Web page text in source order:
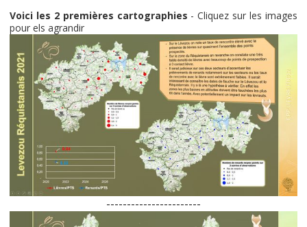
Voici les 2 premières cartographies - Cliquez sur les images
pour els agrandir
-----------------------